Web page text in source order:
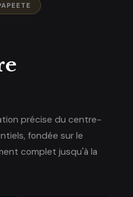
précise du centre-
fondée sur le
complet jusqu'à la